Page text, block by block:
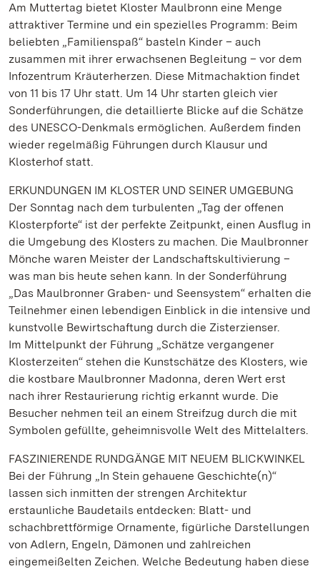
Am Muttertag bietet Kloster Maulbronn eine Menge
attraktiver Termine und ein spezielles Programm: Beim
beliebten „Familienspaß“ basteln Kinder – auch
zusammen mit ihrer erwachsenen Begleitung – vor dem
Infozentrum Kräuterherzen. Diese Mitmachaktion findet
von 11 bis 17 Uhr statt. Um 14 Uhr starten gleich vier
Sonderführungen, die detaillierte Blicke auf die Schätze
des UNESCO-Denkmals ermöglichen. Außerdem finden
wieder regelmäßig Führungen durch Klausur und
Klosterhof statt.
ERKUNDUNGEN IM KLOSTER UND SEINER UMGEBUNG
Der Sonntag nach dem turbulenten „Tag der offenen
Klosterpforte“ ist der perfekte Zeitpunkt, einen Ausflug in
die Umgebung des Klosters zu machen. Die Maulbronner
Mönche waren Meister der Landschaftskultivierung –
was man bis heute sehen kann. In der Sonderführung
„Das Maulbronner Graben- und Seensystem“ erhalten die
Teilnehmer einen lebendigen Einblick in die intensive und
kunstvolle Bewirtschaftung durch die Zisterzienser.
Im Mittelpunkt der Führung „Schätze vergangener
Klosterzeiten“ stehen die Kunstschätze des Klosters, wie
die kostbare Maulbronner Madonna, deren Wert erst
nach ihrer Restaurierung richtig erkannt wurde. Die
Besucher nehmen teil an einem Streifzug durch die mit
Symbolen gefüllte, geheimnisvolle Welt des Mittelalters.
FASZINIERENDE RUNDGÄNGE MIT NEUEM BLICKWINKEL
Bei der Führung „In Stein gehauene Geschichte(n)“
lassen sich inmitten der strengen Architektur
erstaunliche Baudetails entdecken: Blatt- und
schachbrettförmige Ornamente, figürliche Darstellungen
von Adlern, Engeln, Dämonen und zahlreichen
eingemeißelten Zeichen. Welche Bedeutung haben diese